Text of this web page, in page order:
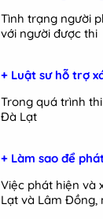
Tình trạng người
với người được thi
+ Luật sư hỗ trợ
Trong quá trình
Đà Lạt
+ Làm sao để
Việc phát hiện và
Lạt và Lâm Đồng,